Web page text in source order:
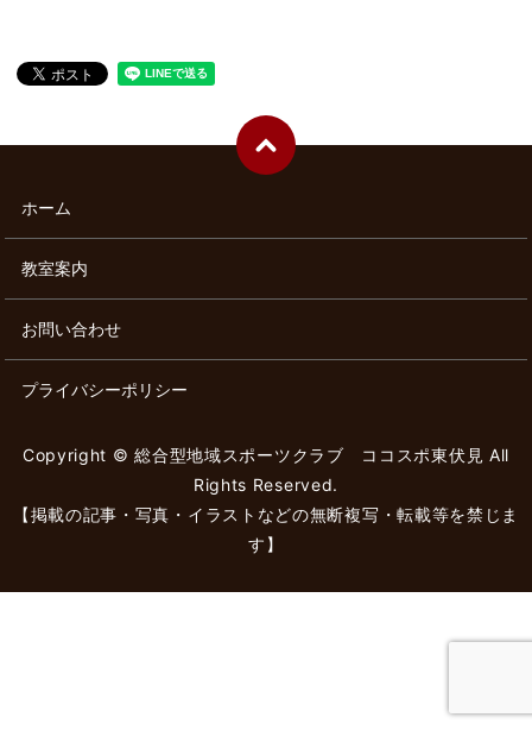
ホーム
教室案内
お問い合わせ
プライバシーポリシー
Copyright © 総合型地域スポーツクラブ ココスポ東伏見 All
Rights Reserved.
【掲載の記事・写真・イラストなどの無断複写・転載等を禁じま
す】